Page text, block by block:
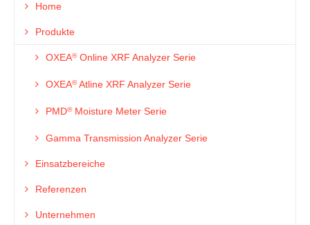
Home
Produkte
OXEA®Online XRF Analyzer Serie
OXEA®Atline XRF Analyzer Serie
PMD®Moisture Meter Serie
Gamma Transmission Analyzer Serie
Einsatzbereiche
Referenzen
Unternehmen